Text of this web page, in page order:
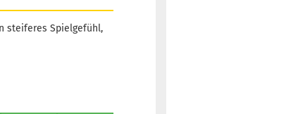
steiferes Spielgefühl,